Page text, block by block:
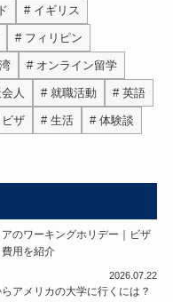
イギリス
フィリピン
オンライン留学
人 就職活動 英語
ザ 生活 体験談
のワーキングホリデー｜ビザ
用を紹介
2026.07.22
アメリカの大学に行くには？